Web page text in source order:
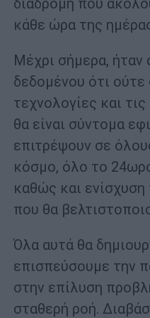
διαδρομή που
κάθε ώρα της
Μέχρι σήμερα, ήταν
δεδομένου ότι
τεχνολογίες και
θα είναι σύντομα
επιτρέψουν σε
κόσμο, όλο το
καθώς και
που θα
Όλα αυτά θα
επισπεύσουμε την
στην επίλυση
σταθερή ροή.